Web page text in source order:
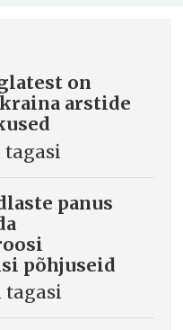
on
arstide
tagasi
panus
põhjuseid
tagasi